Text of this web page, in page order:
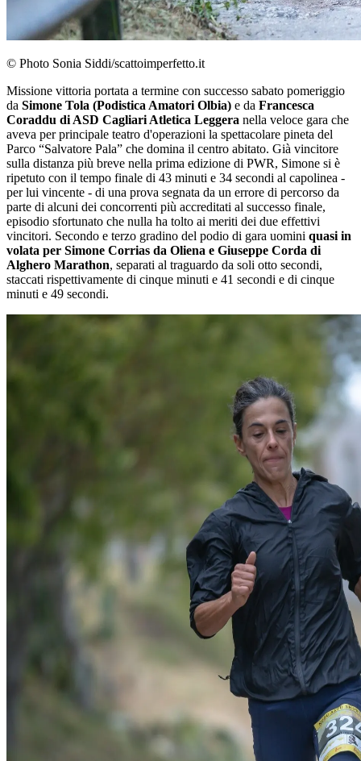
© Photo Sonia Siddi/scattoimperfetto.it
Missione vittoria portata a termine con successo sabato pomeriggio
da Simone Tola (Podistica Amatori Olbia) e da Francesca
Coraddu di ASD Cagliari Atletica Leggera nella veloce gara che
aveva per principale teatro d'operazioni la spettacolare pineta del
Parco “Salvatore Pala” che domina il centro abitato. Già vincitore
sulla distanza più breve nella prima edizione di PWR, Simone si è
ripetuto con il tempo finale di 43 minuti e 34 secondi al capolinea -
per lui vincente - di una prova segnata da un errore di percorso da
parte di alcuni dei concorrenti più accreditati al successo finale,
episodio sfortunato che nulla ha tolto ai meriti dei due effettivi
vincitori. Secondo e terzo gradino del podio di gara uomini quasi in
volata per Simone Corrias da Oliena e Giuseppe Corda di
Alghero Marathon, separati al traguardo da soli otto secondi,
staccati rispettivamente di cinque minuti e 41 secondi e di cinque
minuti e 49 secondi.